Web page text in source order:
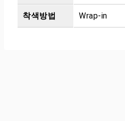
착색방법 Wrap-in